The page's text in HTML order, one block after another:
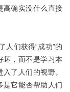
高确实没什么直接
们获得“成功”的
坏，而不是学习本
了人们的视野。
是它能否帮助人们